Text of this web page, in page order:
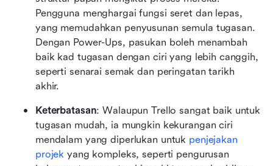
Pengguna menghargai fungsi seret dan lepas,
yang memudahkan penyusunan semula tugasan.
Dengan Power-Ups, pasukan boleh menambah
baik kad tugasan dengan ciri yang lebih canggih,
seperti senarai semak dan peringatan tarikh
akhir.
Keterbatasan: Walaupun Trello sangat baik untuk
tugasan mudah, ia mungkin kekurangan ciri
mendalam yang diperlukan untuk penjejakan
projek yang kompleks, seperti pengurusan